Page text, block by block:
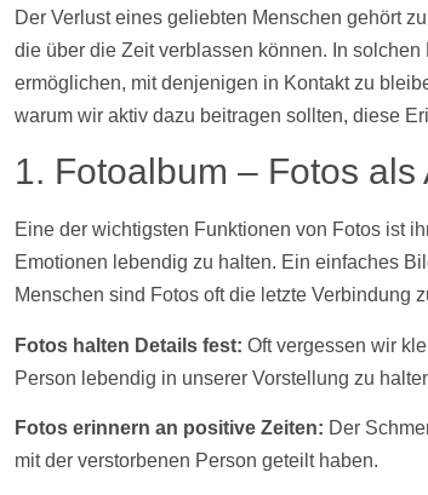
Der Verlust eines geliebten Menschen gehört
die über die Zeit verblassen können. In solchen
ermöglichen, mit denjenigen in Kontaktzu
warum wir aktiv dazu beitragen sollten, diese
1. Fotoalbum – Fotos als
Eine der wichtigsten Funktionen von Fotos ist
Emotionen lebendig zu halten. Ein einfaches
Menschen sind Fotos oft die letzte Verbindung
Fotos halten Details fest: Oft vergessen wir
Person lebendig in unserer Vorstellung zu
Fotos erinnern an positive Zeiten: Der
mit der verstorbenen Person geteilt haben.